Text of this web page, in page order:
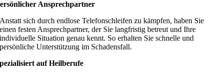
Ansprechpartner
Anstatt sich durch endlose Telefonschleifen zu kämpfen, haben Sie
einen festen Ansprechpartner, der Sie langfristig betreut und Ihre
individuelle Situation genau kennt. So erhalten Sie schnelle und
persönliche Unterstützung im Schadensfall.
auf Heilberufe